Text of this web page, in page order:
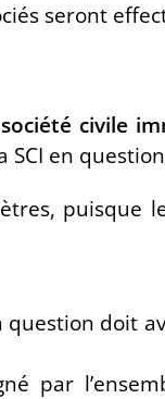
seront
civile
en
puisque
question doit
par